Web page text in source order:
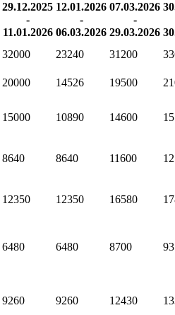
29.12.2025
-
11.01.2026
12.01.2026
-
06.03.2026
07.03.2026
-
29.03.2026
32000 23240 31200
20000 14526 19500
15000 10890 14600
8640 8640 11600
12350 12350 16580
6480 6480 8700
9260 9260 12430